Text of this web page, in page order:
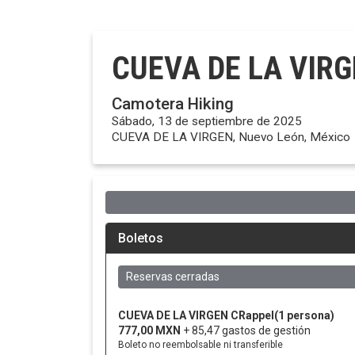
CUEVA DE LA
Camotera Hiking
Sábado, 13 de septiembre de 2025
CUEVA DE LA VIRGEN, Nuevo León, México